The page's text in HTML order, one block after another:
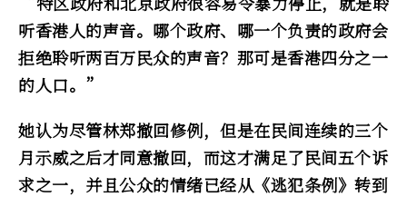
听香港人的声音。哪个政府、哪一个负责的政府会
拒绝聆听两百万民众的声音？那可是香港四分之一
的人口。”
她认为尽管林郑撤回修例，但是在民间连续的三个
月示威之后才同意撤回，而这才满足了民间五个诉
求之一，并且公众的情绪已经从《逃犯条例》转到